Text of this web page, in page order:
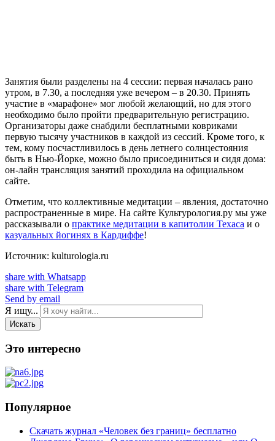
Занятия были разделены на 4 сессии: первая началась рано
утром, в 7.30, а последняя уже вечером – в 20.30. Принять
участие в «марафоне» мог любой желающий, но для этого
необходимо было пройти предварительную регистрацию.
Организаторы даже снабдили бесплатными ковриками
первую тысячу участников в каждой из сессий. Кроме того, к
тем, кому посчастливилось в день летнего солнцестояния
быть в Нью-Йорке, можно было присоединиться и сидя дома:
он-лайн трансляция занятий проходила на официальном
сайте.
Отметим, что коллективные медитации – явления, достаточно
распространенные в мире. На сайте Культурология.ру мы уже
рассказывали о практике медитации в капитолии Техаса и о
казуальных йогинях в Кардиффе!
Источник: kulturologia.ru
share with Whatsapp
share with Telegram
Send by email
Я ищу...
Искать
Это интересно
Популярное
Скачать журнал «Человек без границ» бесплатно